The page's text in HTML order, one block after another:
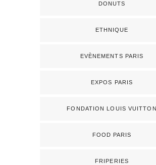
DONUTS
ETHNIQUE
EVÈNEMENTS PARIS
EXPOS PARIS
FONDATION LOUIS VUITTON
FOOD PARIS
FRIPERIES